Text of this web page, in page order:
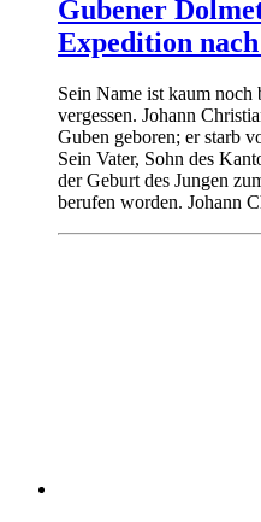
Gubener
Expedition
Sein Name ist kaum noch
vergessen. Johann
Guben geboren; er starb
Sein Vater, Sohn des
der Geburt des Jungen
berufen worden. Johann